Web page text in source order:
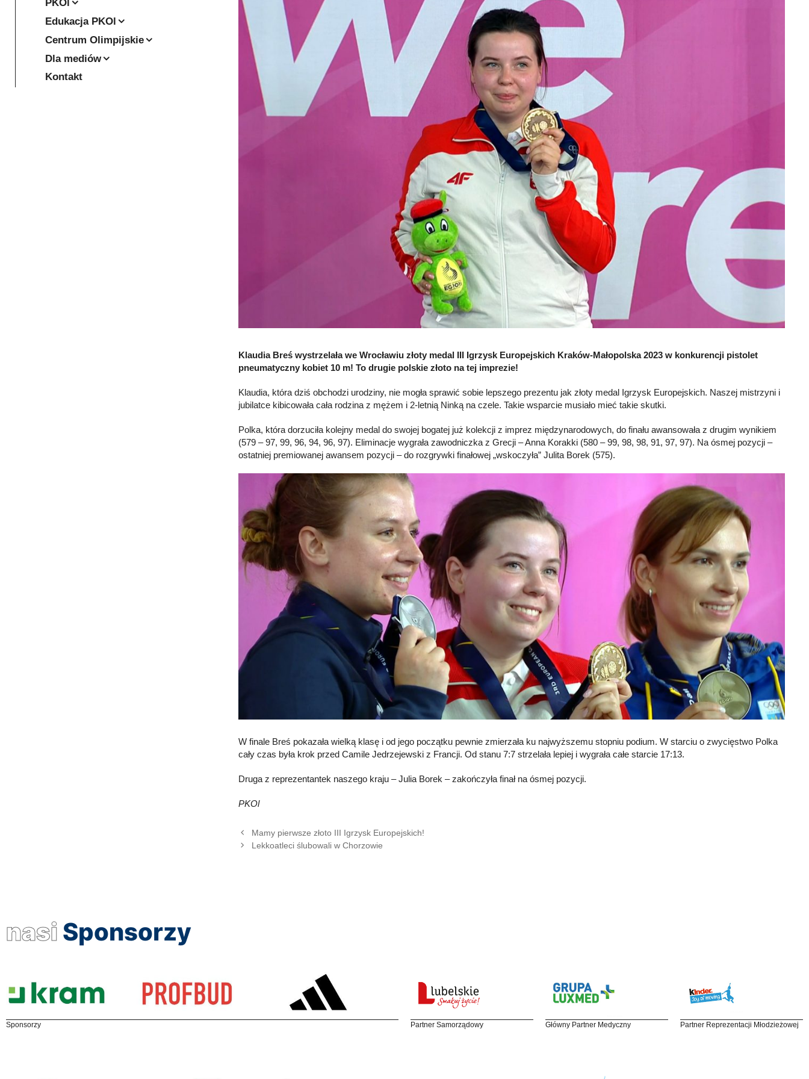
Klaudia Breś wystrzelała we Wrocławiu złoty medal III Igrzysk Europejskich Kraków-Małopolska 2023 w konkurencji pistolet
pneumatyczny kobiet 10 m! To drugie polskie złoto na tej imprezie!
Klaudia, która dziś obchodzi urodziny, nie mogła sprawić sobie lepszego prezentu jak złoty medal Igrzysk Europejskich. Naszej mistrzyni i
jubilatce kibicowała cała rodzina z mężem i 2-letnią Ninką na czele. Takie wsparcie musiało mieć takie skutki.
Polka, która dorzuciła kolejny medal do swojej bogatej już kolekcji z imprez międzynarodowych, do finału awansowała z drugim wynikiem
(579 – 97, 99, 96, 94, 96, 97). Eliminacje wygrała zawodniczka z Grecji – Anna Korakki (580 – 99, 98, 98, 91, 97, 97). Na ósmej pozycji –
ostatniej premiowanej awansem pozycji – do rozgrywki finałowej „wskoczyła” Julita Borek (575).
W finale Breś pokazała wielką klasę i od jego początku pewnie zmierzała ku najwyższemu stopniu podium. W starciu o zwycięstwo Polka
cały czas była krok przed Camile Jedrzejewski z Francji. Od stanu 7:7 strzelała lepiej i wygrała całe starcie 17:13.
Druga z reprezentantek naszego kraju – Julia Borek – zakończyła finał na ósmej pozycji.
PKOl
Mamy pierwsze złoto III Igrzysk Europejskich!
Lekkoatleci ślubowali w Chorzowie
PKOl
Edukacja PKOl
Centrum Olimpijskie
Dla mediów
Kontakt
nasi Sponsorzy
Sponsorzy Partner Samorządowy Główny Partner Medyczny Partner Reprezentacji Młodzieżowej